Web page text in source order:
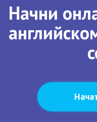
Начни